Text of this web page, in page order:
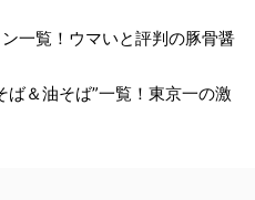
一覧！ウマいと評判の豚骨醤
ば＆油そば”一覧！東京一の激